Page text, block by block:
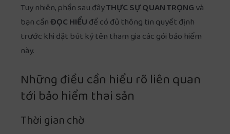
Tuy nhiên, phần sau đâyTHỰC SỰ QUAN TRỌNGvà
bạn cầnĐỌC HIỂUđể có đủ thông tin quyết định
trước khi đặt bút ký tên tham gia các gói bảo hiểm
này.
Những điều cần hiểu rõ liên quan
tới bảo hiểm thai sản
Thời gian chờ